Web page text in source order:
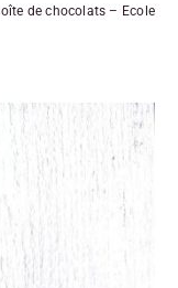
de chocolats – Ecole